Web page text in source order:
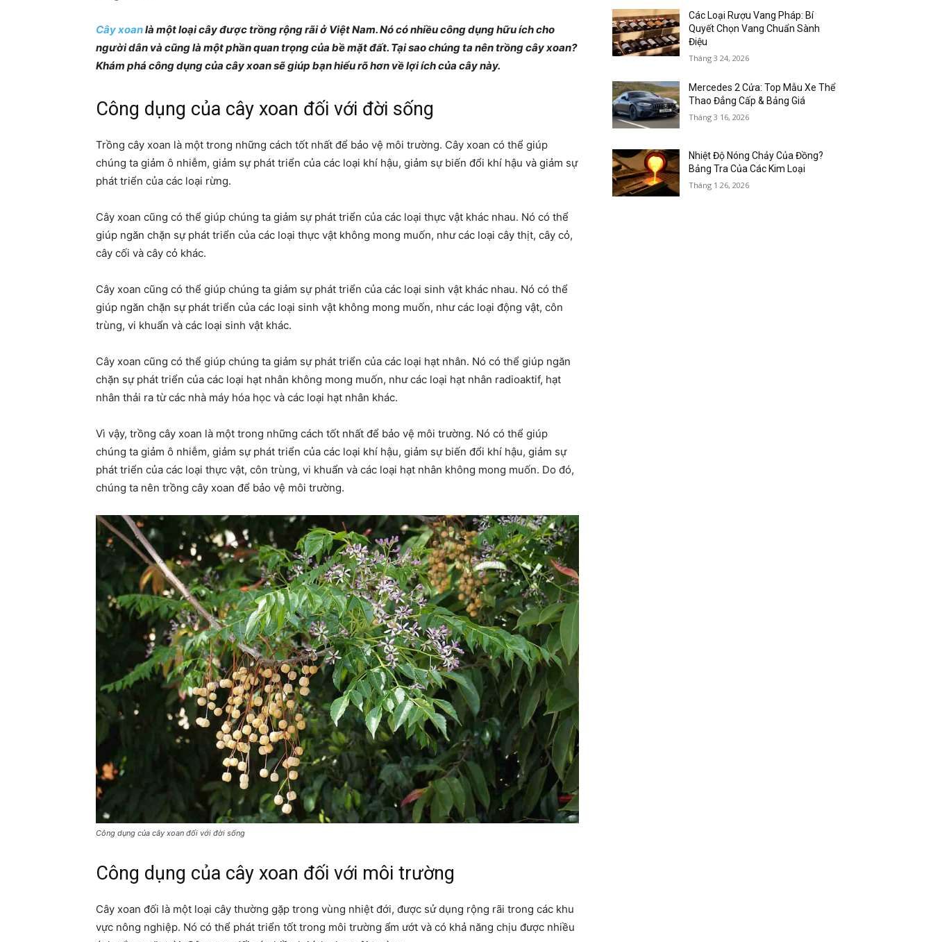
vị
quanh
cuộc
sống
chúng
ta
Cây xoanlà một loại cây được trồng rộng rãi ở Việt Nam. Nó có nhiều công dụng hữu ích cho
người dân và cũng là một phần quan trọng của bề mặt đất. Tại sao chúng ta nên trồng cây xoan?
Khám phá công dụng của cây xoan sẽ giúp bạn hiểu rõ hơn về lợi ích của cây này.
Công dụng của cây xoan đối với đời sống
Trồng cây xoan là một trong những cách tốt nhất để bảo vệ môi trường. Cây xoan có thể giúp
chúng ta giảm ô nhiễm, giảm sự phát triển của các loại khí hậu, giảm sự biến đổi khí hậu và giảm sự
phát triển của các loại rừng.
Cây xoan cũng có thể giúp chúng ta giảm sự phát triển của các loại thực vật khác nhau. Nó có thể
giúp ngăn chặn sự phát triển của các loại thực vật không mong muốn, như các loại cây thịt, cây cỏ,
cây cối và cây cỏ khác.
Cây xoan cũng có thể giúp chúng ta giảm sự phát triển của các loại sinh vật khác nhau. Nó có thể
giúp ngăn chặn sự phát triển của các loại sinh vật không mong muốn, như các loại động vật, côn
trùng, vi khuẩn và các loại sinh vật khác.
Cây xoan cũng có thể giúp chúng ta giảm sự phát triển của các loại hạt nhân. Nó có thể giúp ngăn
chặn sự phát triển của các loại hạt nhân không mong muốn, như các loại hạt nhân radioaktif, hạt
nhân thải ra từ các nhà máy hóa học và các loại hạt nhân khác.
Vì vậy, trồng cây xoan là một trong những cách tốt nhất để bảo vệ môi trường. Nó có thể giúp
chúng ta giảm ô nhiễm, giảm sự phát triển của các loại khí hậu, giảm sự biến đổi khí hậu, giảm sự
phát triển của các loại thực vật, côn trùng, vi khuẩn và các loại hạt nhân không mong muốn. Do đó,
chúng ta nên trồng cây xoan để bảo vệ môi trường.
Công dụng của cây xoan đối với đời sống
Công dụng của cây xoan đối với môi trường
Cây xoan đối là một loại cây thường gặp trong vùng nhiệt đới, được sử dụng rộng rãi trong các khu
vực nông nghiệp. Nó có thể phát triển tốt trong môi trường ẩm ướt và có khả năng chịu được nhiều
Các Loại Rượu Vang Pháp: Bí
Quyết Chọn Vang Chuẩn Sành
Điệu
Tháng 3 24, 2026
Mercedes 2 Cửa: Top Mẫu Xe Thể
Thao Đẳng Cấp & Bảng Giá
Tháng 3 16, 2026
Nhiệt Độ Nóng Chảy Của Đồng?
Bảng Tra Của Các Kim Loại
Tháng 1 26, 2026